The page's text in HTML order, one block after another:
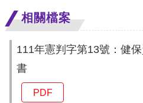
權
資
料
庫
無
相關檔案
111年憲判字第13號：健
書
PDF